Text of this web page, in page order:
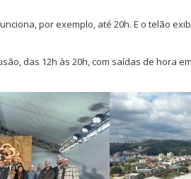
por exemplo, até 20h. E o telão
das 12h às 20h, com saídas de hora